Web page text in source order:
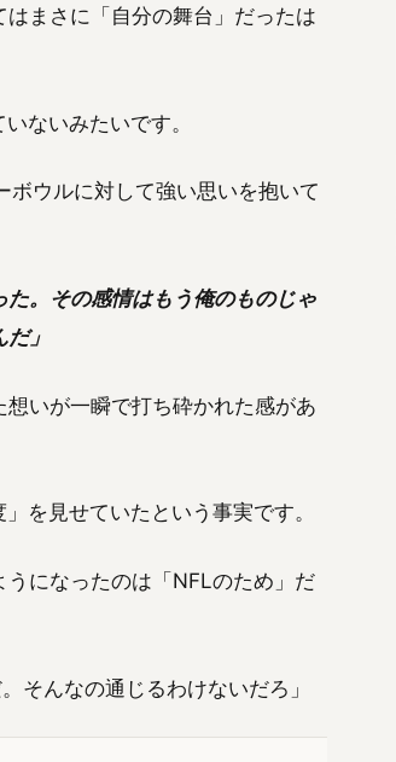
まさに「自分の舞台」だったは
ないみたいです。
ウルに対して強い思いを抱いて
た。その感情はもう俺のものじゃ
」
いが一瞬で打ち砕かれた感があ
を見せていたという事実です。
になったのは「NFLのため」だ
そんなの通じるわけないだろ」